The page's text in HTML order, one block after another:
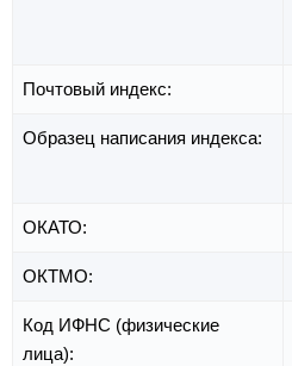
Почтовый индекс:
Образец написания индекса:
ОКАТО:
ОКТМО:
Код ИФНС (физические
лица):